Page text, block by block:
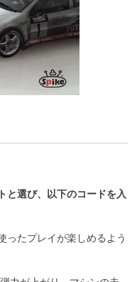
と選び、以下のコードを入
ったプレイが楽しめるよう